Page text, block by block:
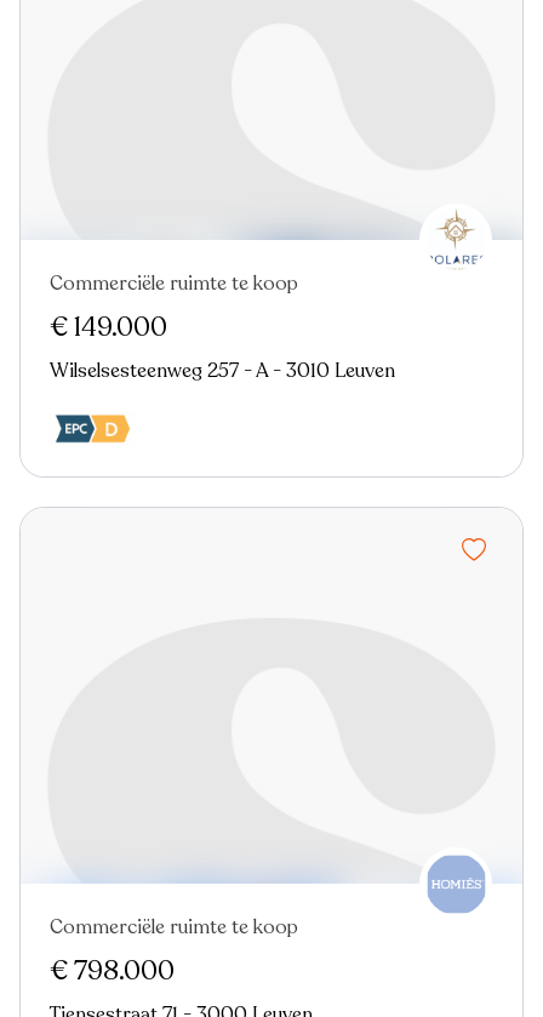
Commerciële ruimte te koop
€ 149.000
Wilselsesteenweg 257 - A - 3010 Leuven
Commerciële ruimte te koop
€ 798.000